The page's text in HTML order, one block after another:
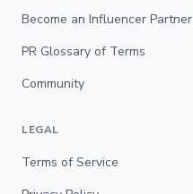
Become an Influencer Partner
PR Glossary of Terms
Community
LEGAL
Terms of Service